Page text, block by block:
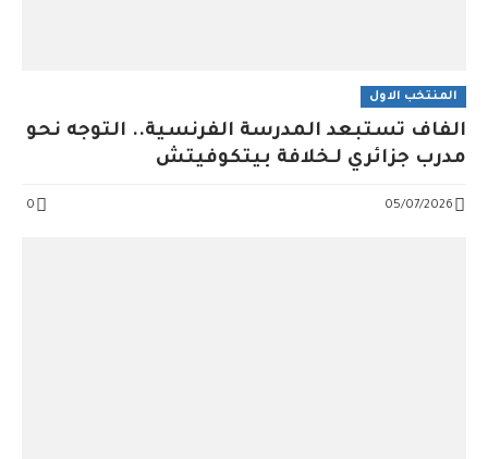
المنتخب الاول
الفاف تستبعد المدرسة الفرنسية.. التوجه نحو
مدرب جزائري لـخلافة بيتكوفيتش
05/07/2026
0